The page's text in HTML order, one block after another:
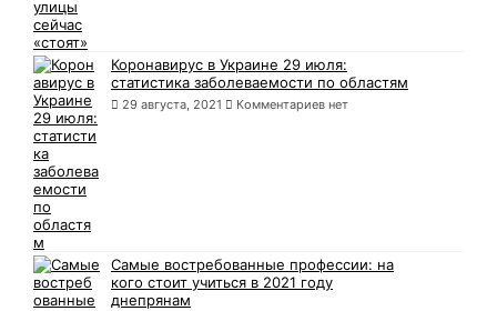
Коронавирус в Украине 29 июля:
статистика заболеваемости по областям
29 августа, 2021 Комментариев нет
Самые востребованные профессии: на
кого стоит учиться в 2021 году
днепрянам